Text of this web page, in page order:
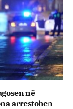
në
arrestohen